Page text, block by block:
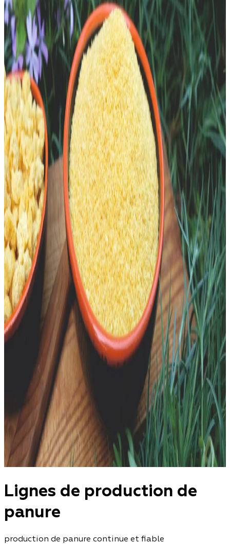
Lignes de production de
panure
production de panure continue et fiable